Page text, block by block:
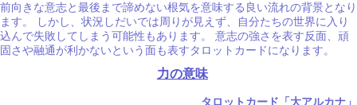
前向きな意志と最後まで諦めない根気を意味する良い流れの背景となり
ます。 しかし、状況しだいでは周りが見えず、自分たちの世界に入り
込んで失敗してしまう可能性もあります。 意志の強さを表す反面、頑
固さや融通が利かないという面も表すタロットカードになります。
力の意味
タロットカード「大アルカナ」